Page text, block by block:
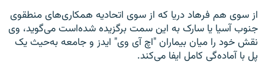
از سوی هم فرهاد دریا که از سوی اتحادیه همکاری‌های منطقوی
جنوب آسیا یا سارک به این سمت برگزیده شده‌است می‌گوید، وی
نقش خود را میان بیماران "اچ آی وی" ایدز و جامعه به‌حیث یک
پل با آماده‌گی کامل ایفا می‌کند.